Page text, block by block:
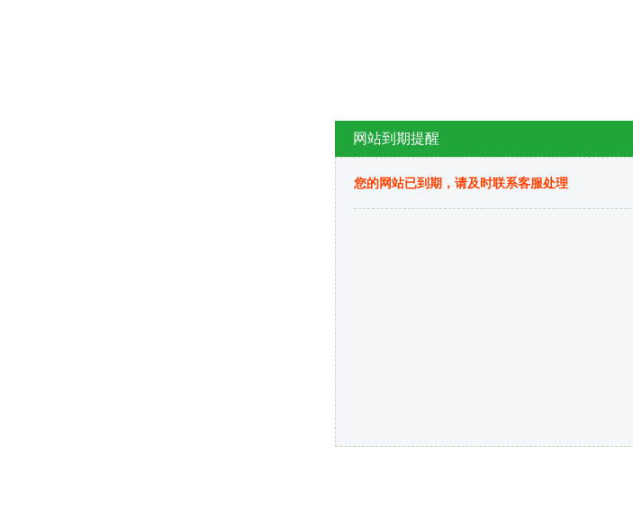
网站到期提醒
您的网站已到期，请及时联系客服处理